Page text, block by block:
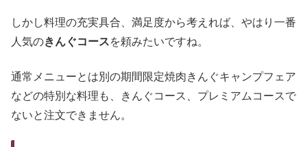
しかし料理の充実具合、満足度から考えれば、やはり一番
人気のきんぐコースを頼みたいですね。
通常メニューとは別の期間限定焼肉きんぐキャンプフェア
などの特別な料理も、きんぐコース、プレミアムコースで
ないと注文できません。